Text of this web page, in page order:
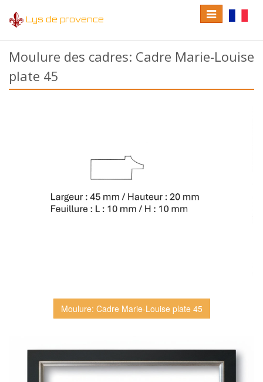
Lys de provence
language
Toggle
navigation
Moulure des cadres: Cadre Marie-Louise
plate 45
Moulure: Cadre Marie-Louise plate 45